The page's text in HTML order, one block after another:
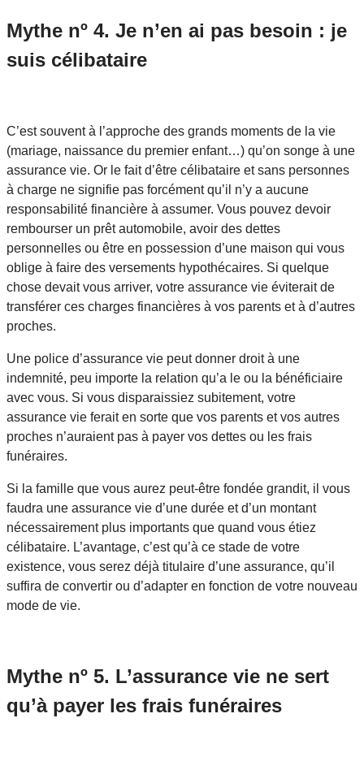
Mythe nº 4. Je n’en ai pas besoin : je
suis célibataire
C’est souvent à l’approche des grands moments de la vie
(mariage, naissance du premier enfant…) qu’on songe à une
assurance vie. Or le fait d’être célibataire et sans personnes
à charge ne signifie pas forcément qu’il n’y a aucune
responsabilité financière à assumer. Vous pouvez devoir
rembourser un prêt automobile, avoir des dettes
personnelles ou être en possession d’une maison qui vous
oblige à faire des versements hypothécaires. Si quelque
chose devait vous arriver, votre assurance vie éviterait de
transférer ces charges financières à vos parents et à d’autres
proches.
Une police d’assurance vie peut donner droit à une
indemnité, peu importe la relation qu’a le ou la bénéficiaire
avec vous. Si vous disparaissiez subitement, votre
assurance vie ferait en sorte que vos parents et vos autres
proches n’auraient pas à payer vos dettes ou les frais
funéraires.
Si la famille que vous aurez peut-être fondée grandit, il vous
faudra une assurance vie d’une durée et d’un montant
nécessairement plus importants que quand vous étiez
célibataire. L’avantage, c’est qu’à ce stade de votre
existence, vous serez déjà titulaire d’une assurance, qu’il
suffira de convertir ou d’adapter en fonction de votre nouveau
mode de vie.
Mythe nº 5. L’assurance vie ne sert
qu’à payer les frais funéraires